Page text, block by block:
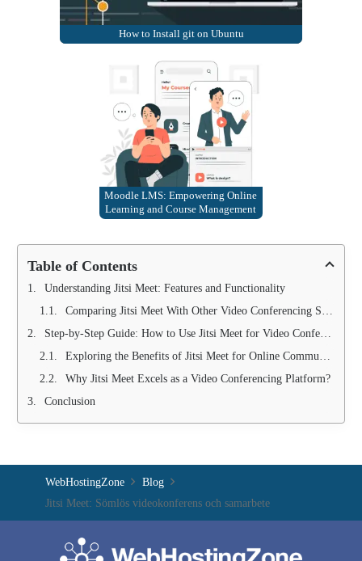
How to Install git on Ubuntu
Moodle LMS: Empowering Online
Learning and Course Management
Table of Contents
Understanding Jitsi Meet: Features and Functionality
Comparing Jitsi Meet With Other Video Conferencing Solutions
Step-by-Step Guide: How to Use Jitsi Meet for Video Conferencing
Exploring the Benefits of Jitsi Meet for Online Communication
Why Jitsi Meet Excels as a Video Conferencing Platform?
Conclusion
WebHostingZone
Blog
Jitsi Meet: Sömlös videokonferens och samarbete